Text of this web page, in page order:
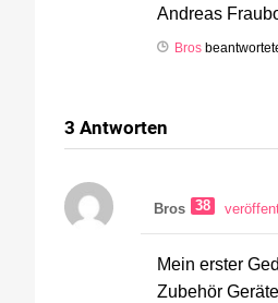
Andreas
Bros
3 Antworten
Bros 38
Mein erster
Zubehör